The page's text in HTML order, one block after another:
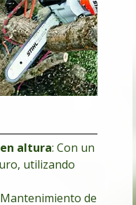
altura: Con un
utilizando
Mantenimiento de